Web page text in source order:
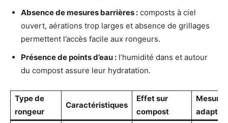
Absence de mesures barrières : composts à ciel
ouvert, aérations trop larges et absence de grillages
permettent l’accès facile aux rongeurs.
Présence de points d’eau : l’humidité dans et autour
du compost assure leur hydratation.
Type de
rongeur
Caractéristiques
Effet sur
compost
Mesure
adaptée